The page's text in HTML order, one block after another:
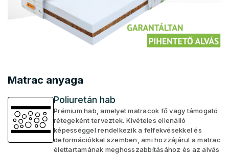
Matrac anyaga
Poliuretán hab
Prémium hab, amelyet matracok fő vagy támogató
rétegeként terveztek. Kivételes ellenálló
képességgel rendelkezik a felfekvésekkel és
deformációkkal szemben, ami hozzájárul a matrac
élettartamának meghosszabbításához és az alvás